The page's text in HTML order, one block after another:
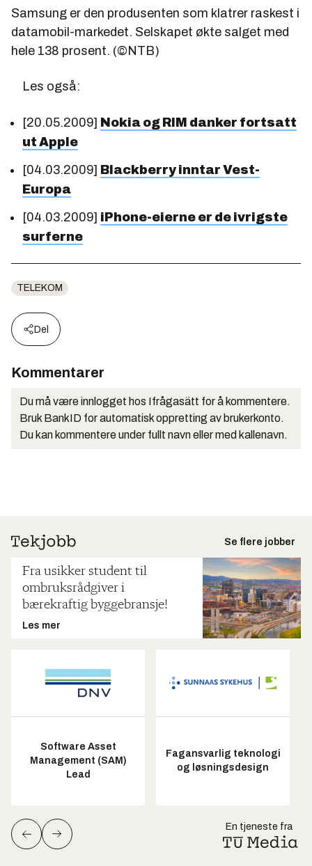
Samsung er den produsenten som klatrer raskest i
datamobil-markedet. Selskapet økte salget med
hele 138 prosent. (©NTB)
Les også:
[20.05.2009] Nokia og RIM danker fortsatt
ut Apple
[04.03.2009] Blackberry inntar Vest-
Europa
[04.03.2009] iPhone-eierne er de ivrigste
surferne
TELEKOM
Del
Kommentarer
Du må være innlogget hos Ifrågasätt for å kommentere.
Bruk BankID for automatisk oppretting av brukerkonto.
Du kan kommentere under fullt navn eller med kallenavn.
Se flere jobber
Fra usikker student til
ombruksrådgiver i
bærekraftig byggebransje!
Les mer
Software Asset
Management (SAM)
Lead
Fagansvarlig teknologi
og løsningsdesign
En tjeneste fra